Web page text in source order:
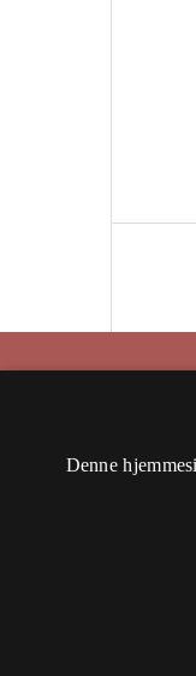
ISSN
Denne